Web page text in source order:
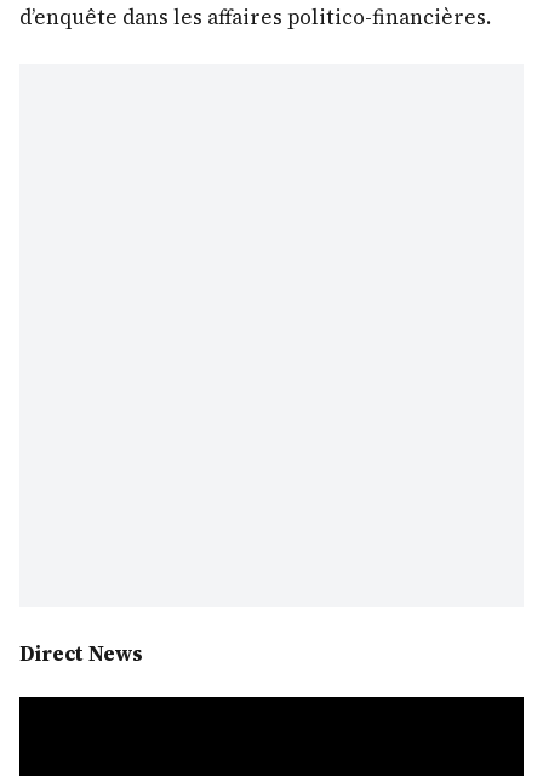
d’enquête dans les affaires politico-financières.
Direct News